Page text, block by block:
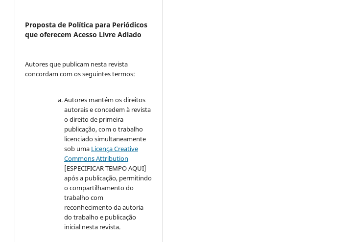
Proposta de Política para Periódicos
que oferecem Acesso Livre Adiado
Autores que publicam nesta revista
concordam com os seguintes termos:
Autores mantém os direitos
autorais e concedem à revista
o direito de primeira
publicação, com o trabalho
licenciado simultaneamente
sob uma Licença Creative
Commons Attribution
[ESPECIFICAR TEMPO AQUI]
após a publicação, permitindo
o compartilhamento do
trabalho com
reconhecimento da autoria
do trabalho e publicação
inicial nesta revista.